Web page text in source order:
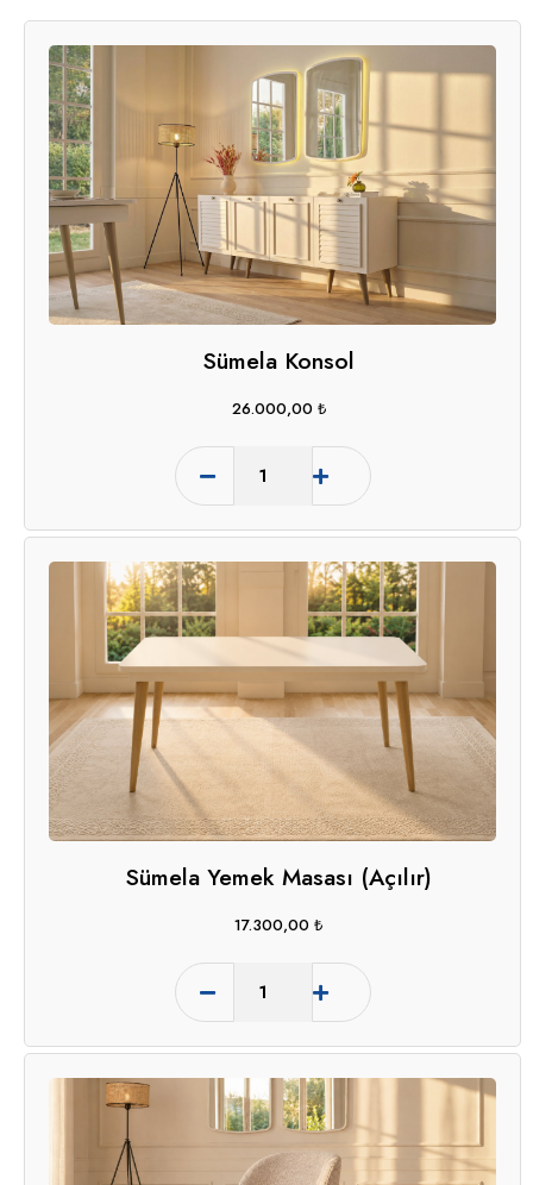
Sümela Konsol
26.000,00 ₺
Sümela Yemek Masası (Açılır)
17.300,00 ₺